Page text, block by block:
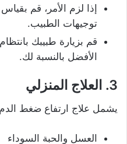
إذا لزم الأمر، قم
توجيهات الطبيب.
قم بزيارة طبيبك
الأفضل بالنسبة لك.
3. العلاج المنزلي
يشمل علاج ارتفاع ضغط
العسل والحبة السوداء